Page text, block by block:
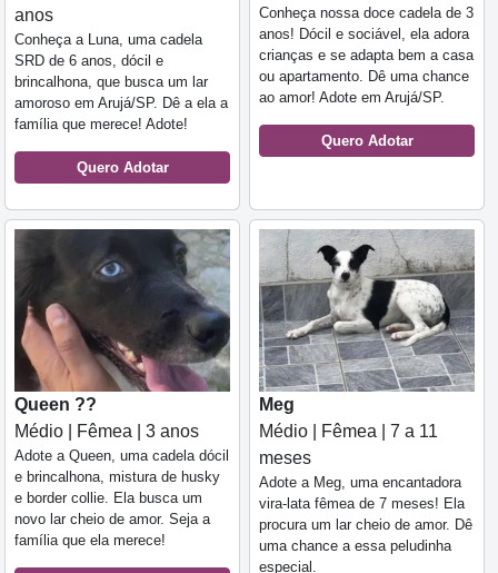
anos
Conheça a Luna, uma cadela
SRD de 6 anos, dócil e
brincalhona, que busca um lar
amoroso em Arujá/SP. Dê a ela a
família que merece! Adote!
Quero Adotar
Conheça nossa doce cadela de 3
anos! Dócil e sociável, ela adora
crianças e se adapta bem a casa
ou apartamento. Dê uma chance
ao amor! Adote em Arujá/SP.
Quero Adotar
Queen ??
Médio | Fêmea | 3 anos
Adote a Queen, uma cadela dócil
e brincalhona, mistura de husky
e border collie. Ela busca um
novo lar cheio de amor. Seja a
família que ela merece!
Meg
Médio | Fêmea | 7 a 11
meses
Adote a Meg, uma encantadora
vira-lata fêmea de 7 meses! Ela
procura um lar cheio de amor. Dê
uma chance a essa peludinha
especial.